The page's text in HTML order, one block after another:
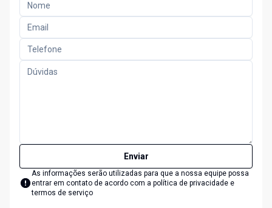
Enviar
As informações serão utilizadas para que a nossa equipe possa
entrar em contato de acordo com a política de privacidade e
termos de serviço